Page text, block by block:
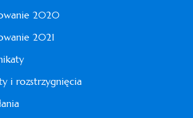
2020
2021
i rozstrzygnięcia